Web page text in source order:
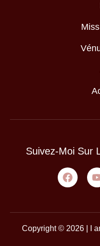
Suivez-Moi Sur
Copyright © 2026 | I